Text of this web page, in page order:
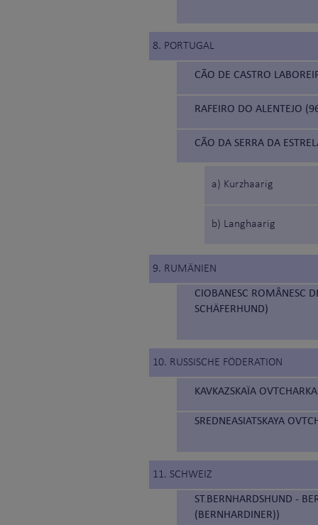
8. PORTUGAL
CÃO DE CASTRO
RAFEIRO DO ALENTEJO
CÃO DA SERRA DA
a) Kurzhaarig
b) Langhaarig
9. RUMÄNIEN
CIOBANESC ROMÂNESC
SCHÄFERHUND)
10. RUSSISCHE FÖDERATION
KAVKAZSKAÏA
SREDNEASIATSKAYA
11. SCHWEIZ
ST.BERNHARDSHUND -
(BERNHARDINER))